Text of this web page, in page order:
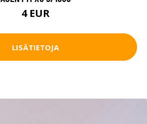
4 EUR
LISÄTIETOJA